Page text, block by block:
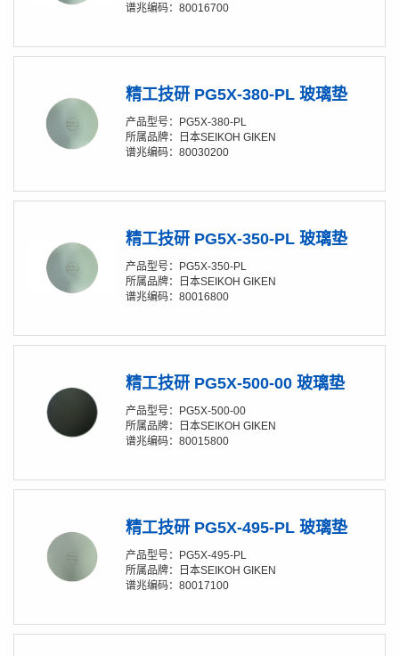
谱兆编码：80016700
精工技研 PG5X-380-PL 玻璃垫
产品型号：PG5X-380-PL
所属品牌：日本SEIKOH GIKEN
谱兆编码：80030200
精工技研 PG5X-350-PL 玻璃垫
产品型号：PG5X-350-PL
所属品牌：日本SEIKOH GIKEN
谱兆编码：80016800
精工技研 PG5X-500-00 玻璃垫
产品型号：PG5X-500-00
所属品牌：日本SEIKOH GIKEN
谱兆编码：80015800
精工技研 PG5X-495-PL 玻璃垫
产品型号：PG5X-495-PL
所属品牌：日本SEIKOH GIKEN
谱兆编码：80017100